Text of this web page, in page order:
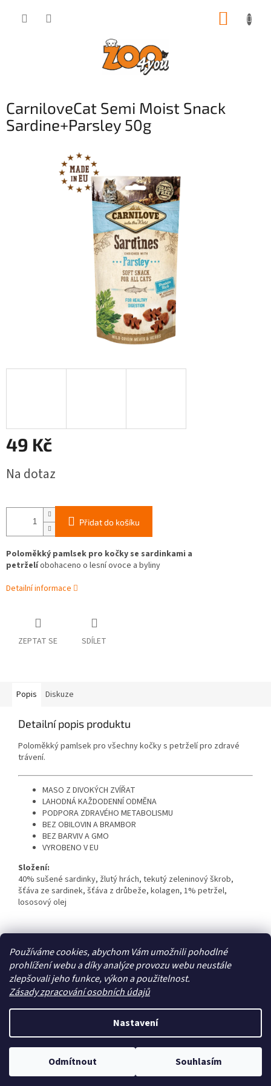
Používáme cookies, abychom Vám umožnili pohodlné
prohlížení webu a díky analýze provozu webu neustále
zlepšovali jeho funkce, výkon a použitelnost.
Zásady zpracování osobních údajů
Nastavení
Odmítnout Souhlasím
CarniloveCat Semi Moist Snack
Sardine+Parsley 50g
49 Kč
cena:
Na dotaz
Přidat do košíku
Poloměkký pamlsek pro kočky se sardinkami a
petrželíobohaceno o lesní ovoce a byliny
Detailní informace
ZEPTAT SE SDÍLET
Popis Diskuze
Detailní popis produktu
Poloměkký pamlsek pro všechny kočky s petrželí pro zdravé
trávení.
MASO Z DIVOKÝCH ZVÍŘAT
LAHODNÁ KAŽDODENNÍ ODMĚNA
PODPORA ZDRAVÉHO METABOLISMU
BEZ OBILOVIN A BRAMBOR
BEZ BARVIV A GMO
VYROBENO V EU
Složení:
40% sušené sardinky, žlutý hrách, tekutý zeleninový škrob,
šťáva ze sardinek, šťáva z drůbeže, kolagen, 1% petržel,
lososový olej
Zboží.cz Heureka.cz
Vytvořil Shoptet
Copyright 2026 . Všechna práva vyhrazena.